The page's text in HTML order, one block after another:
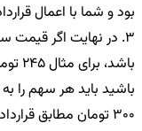
بود و شما با اعمال
3. در نهایت اگر قیمت سهم پایه در بازار نقدی
300 تومان مطابق قرارداد به طرف مقابل بفروشید اما از آنجایی که